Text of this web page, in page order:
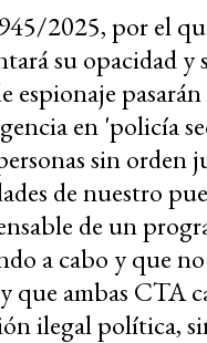
2025, por el
su opacidad
espionaje
en 'policía
sin orden
de nuestro
de un
a cabo y que
y que ambas CTA
ilegal política,